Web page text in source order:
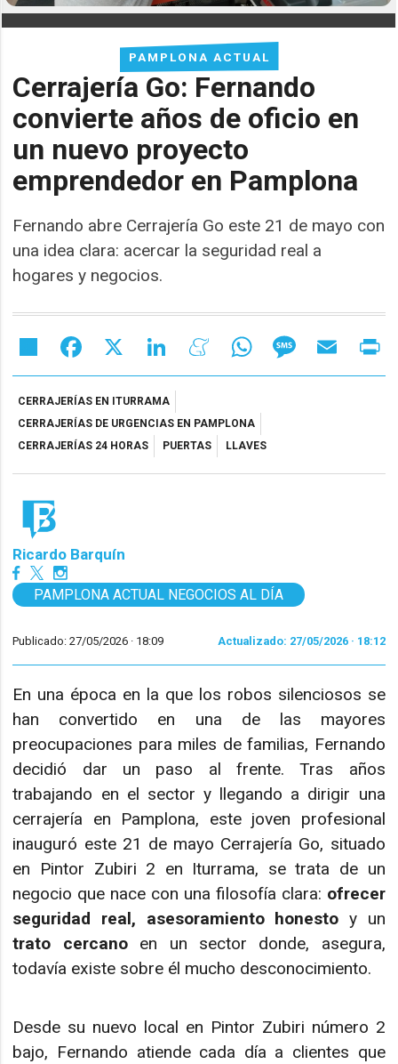
PAMPLONA ACTUAL
Cerrajería Go: Fernando
convierte años de oficio en
un nuevo proyecto
emprendedor en Pamplona
Fernando abre Cerrajería Go este 21 de mayo con
una idea clara: acercar la seguridad real a
hogares y negocios.
Share Facebook LinkedIn MeneameWhatsAppMessageEmail
CERRAJERÍAS EN ITURRAMA
CERRAJERÍAS DE URGENCIAS EN PAMPLONA
CERRAJERÍAS 24 HORAS
PUERTAS LLAVES
Ricardo Barquín
PAMPLONA ACTUAL NEGOCIOS AL DÍA
Publicado: 27/05/2026 · 18:09 Actualizado: 27/05/2026 · 18:12
En una época en la que los robos silenciosos se
han convertido en una de las mayores
preocupaciones para miles de familias, Fernando
decidió dar un paso al frente. Tras años
trabajando en el sector y llegando a dirigir una
cerrajería en Pamplona, este joven profesional
inauguró este 21 de mayo Cerrajería Go, situado
en Pintor Zubiri 2 en Iturrama, se trata de un
negocio que nace con una filosofía clara: ofrecer
seguridad real, asesoramiento honesto y un
trato cercano en un sector donde, asegura,
todavía existe sobre él mucho desconocimiento.
Desde su nuevo local en Pintor Zubiri número 2
bajo, Fernando atiende cada día a clientes que